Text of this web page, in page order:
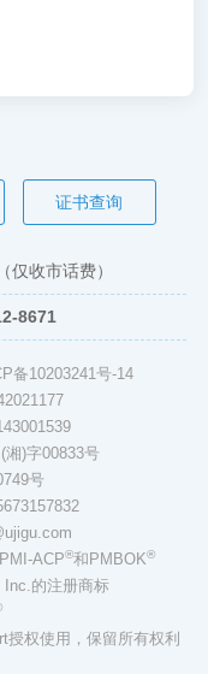
证书查询
（仅收市话费）
8671
备10203241号-14
湘)字00833号
号
ACP®和PMBOK®
Inc.的注册商标
授权使用，保留所有权利